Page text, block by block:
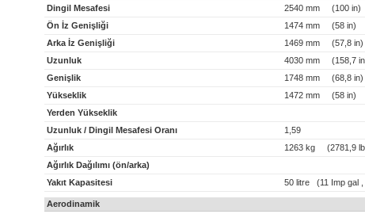
Dingil Mesafesi
2540 mm (100 in)
Ön İz Genişliği
1474 mm (58 in)
Arka İz Genişliği
1469 mm (57,8 in)
Uzunluk
4030 mm (158,7
Genişlik
1748 mm (68,8 in)
Yükseklik
1472 mm (58 in)
Yerden Yükseklik
Uzunluk / Dingil Mesafesi Oranı
1,59
Ağırlık
1263 kg (2781,9
Ağırlık Dağılımı (ön/arka)
Yakıt Kapasitesi
50 litre (11 Imp gal
Aerodinamik